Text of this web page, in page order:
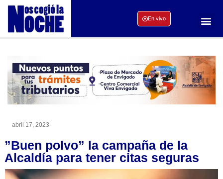
En vivo
abril 17, 2023
”Buen polvo” la campaña de la
Alcaldía para tener citas seguras